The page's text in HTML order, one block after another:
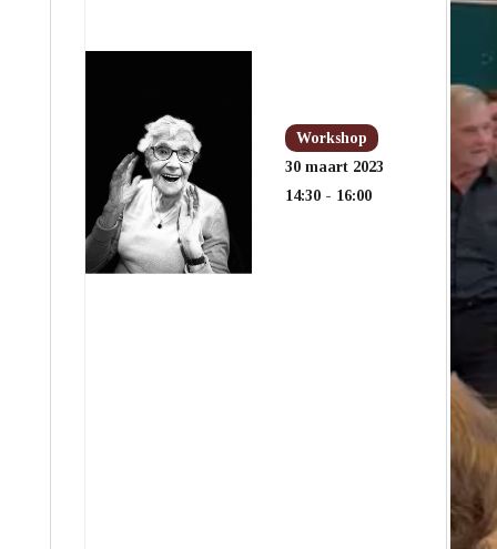
Workshop
30 maart 2023
14:30 - 16:00